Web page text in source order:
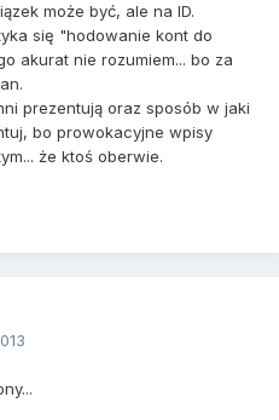
może być, ale na ID.
się "hodowanie kont do
akurat nie rozumiem... bo za
prezentują oraz sposób w jaki
bo prowokacyjne wpisy
że ktoś oberwie.